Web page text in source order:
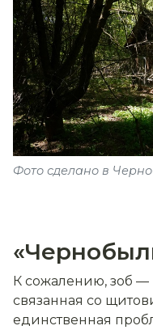
Фото сделано в
К сожалению, зоб —
связанная со
единственная